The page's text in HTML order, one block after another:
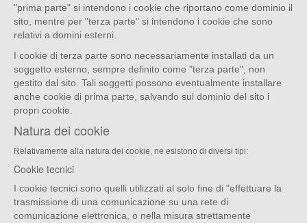
"prima parte" si intendono i cookie che riportano come dominio il
sito, mentre per "terza parte" si intendono i cookie che sono
relativi a domini esterni.
I cookie di terza parte sono necessariamente installati da un
soggetto esterno, sempre definito come "terza parte", non
gestito dal sito. Tali soggetti possono eventualmente installare
anche cookie di prima parte, salvando sul dominio del sito i
propri cookie.
Natura dei cookie
Relativamente alla natura dei cookie, ne esistono di diversi tipi:
Cookie tecnici
I cookie tecnici sono quelli utilizzati al solo fine di "effettuare la
trasmissione di una comunicazione su una rete di
comunicazione elettronica, o nella misura strettamente